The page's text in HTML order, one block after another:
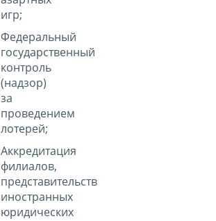
игр;
Федеральный
государственный
контроль
(надзор)
за
проведением
лотерей;
Аккредитация
филиалов,
представительств
иностранных
юридических